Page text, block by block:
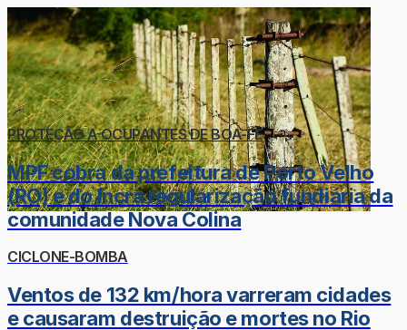
PROTEÇÃO A OCUPANTES DE BOA-FÉ
MPF cobra da prefeitura de Porto Velho
(RO) e do Incra regularização fundiária da
comunidade Nova Colina
CICLONE-BOMBA
Ventos de 132 km/hora varreram cidades
e causaram destruição e mortes no Rio